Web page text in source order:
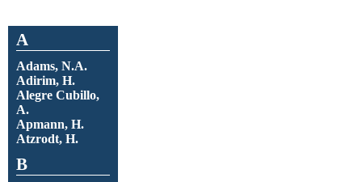
A
Adams, N.A.
Adirim, H.
Alegre Cubillo,
A.
Apmann, H.
Atzrodt, H.
B